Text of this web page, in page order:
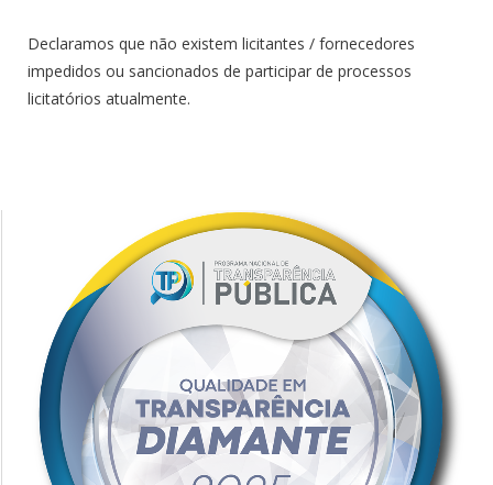
Declaramos que não existem licitantes / fornecedores
impedidos ou sancionados de participar de processos
licitatórios atualmente.